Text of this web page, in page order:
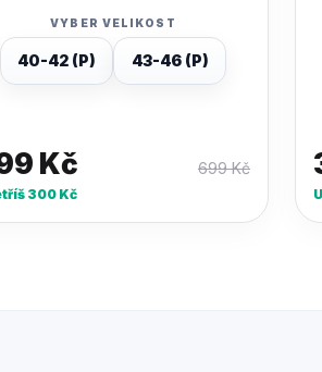
VYBER VELIKOST
40-42 (P) 43-46 (P)
Kč 699Kč
300 Kč